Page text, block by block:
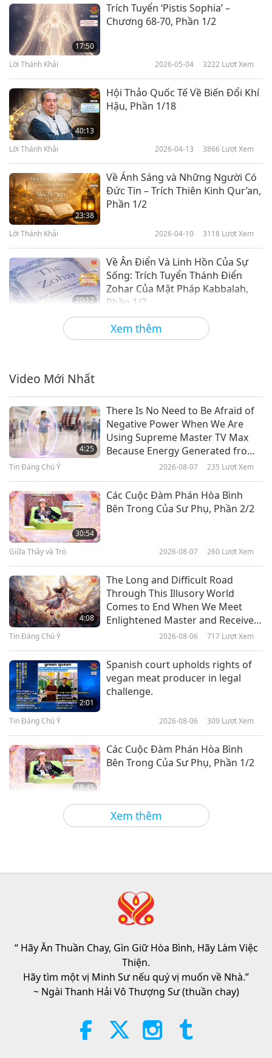
Xem thêm
17:50
Trích Tuyển ‘Pistis Sophia’ –
Chương 68-70, Phần 1/2
Lời Thánh Khải 2026-05-04 3222 Lượt Xem
40:13
Hội Thảo Quốc Tế Về Biến Đổi Khí
Hậu, Phần 1/18
Lời Thánh Khải 2026-04-13 3866 Lượt Xem
23:38
Về Ánh Sáng và Những Người Có
Đức Tin – Trích Thiên Kinh Qur’an,
Phần 1/2
Lời Thánh Khải 2026-04-10 3118 Lượt Xem
20:17
Về Ân Điển Và Linh Hồn Của Sự
Sống: Trích Tuyển Thánh Điển
Zohar Của Mật Pháp Kabbalah,
Phần 1/2
2026-04-08 3082
19:56
Trích Bài Giảng Chuyến Hoằng
Pháp Ba Lan Năm 1999: Từ Sách
‘Trực Tiếp Câu Thông Thượng Đế
– Cách Đạt Được Hòa Bình’ Của
Ngài Thanh Hải Vô Thượng Sư
(thuần chay), Phần 1/2
Kumulipo: Bài Tụng Sáng Thế Của
Trích Thánh Điển Kỳ Na Giáo –
Kinh ‘Uttaradhyayana’, Bài Giảng
20 Và 21 – Xuất Gia, Phần 1/2
Những Câu Kinh Về Tình Thương:
Trích Tuyển Thánh Kinh, Phần 1/2
Xem thêm
Video Mới Nhất
4:25
There Is No Need to Be Afraid of
Negative Power When We Are
Using Supreme Master TV Max
Because Energy Generated from
It Is Far More Powerful than Any
Tin Đáng Chú Ý 2026-08-07 235 Lượt Xem
30:54
Các Cuộc Đàm Phán Hòa Bình
Bên Trong Của Sư Phụ, Phần 2/2
Giữa Thầy và Trò 2026-08-07 260 Lượt Xem
4:08
The Long and Difficult Road
Through This Illusory World
Comes to End When We Meet
Enlightened Master and Receive
Tin Đáng Chú Ý 2026-08-06 717 Lượt Xem
2:01
Spanish court upholds rights of
vegan meat producer in legal
challenge.
Tin Đáng Chú Ý 2026-08-06 309 Lượt Xem
38:45
Các Cuộc Đàm Phán Hòa Bình
Bên Trong Của Sư Phụ, Phần 1/2
2026-08-06
25:38
“Fast Charge” Is Wonderful Way
Whenever Material World Begins
to Feel Too Imposing
Tin Đáng Chú Ý 2026-08-05 1230Lượt Xem
38:07
“ Hãy Ăn Thuần Chay, Gìn Giữ Hòa Bình, Hãy Làm Việc
Thiện.
Hãy tìm một vị Minh Sư nếu quý vị muốn về Nhà.”
~ Ngài Thanh Hải Vô Thượng Sư (thuần chay)